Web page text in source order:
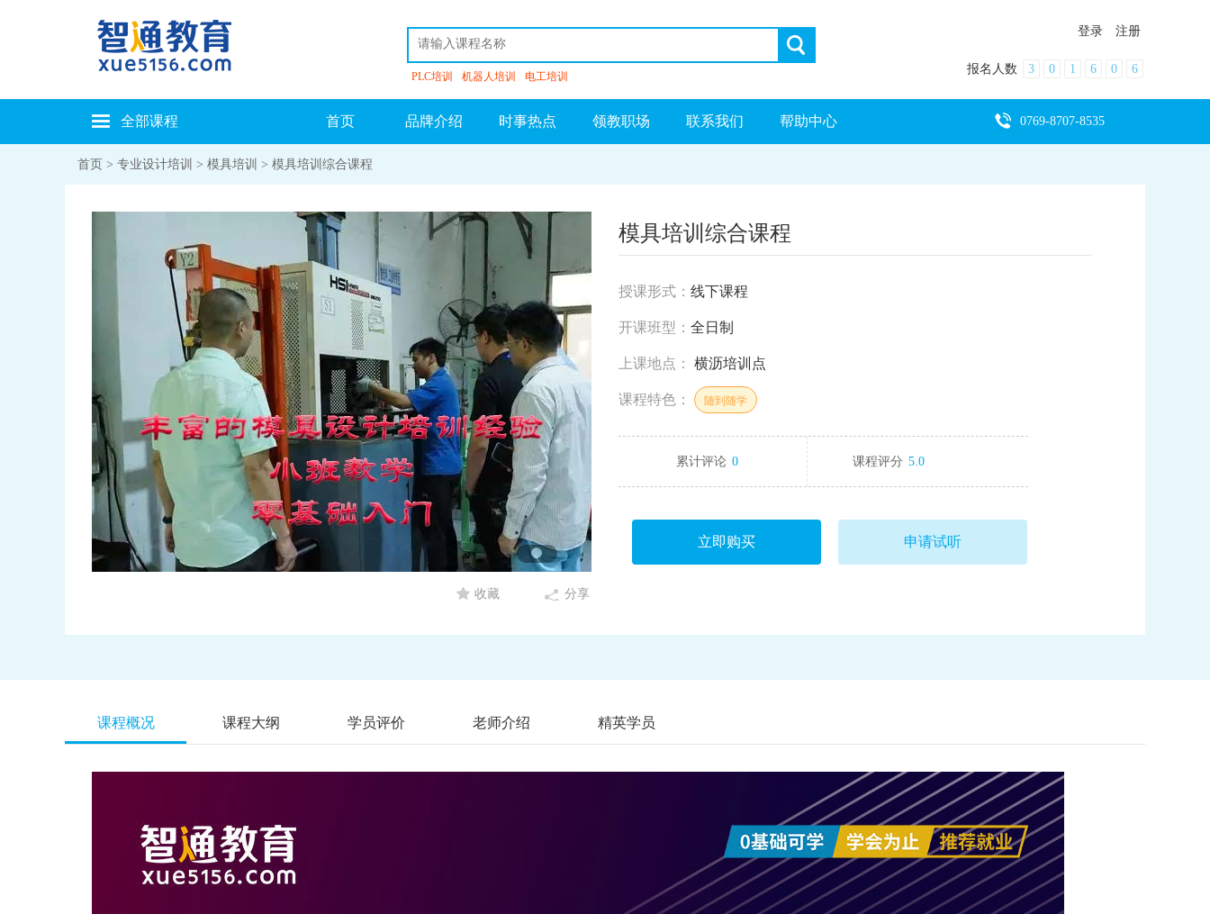
PLC培训 机器人培训 电工培训
登录 注册
报名人数 3 0 1 6 0 6
首页 品牌介绍 时事热点 领教职场 联系我们 帮助中心 0769-8707-8535
全部课程
首页 > 专业设计培训 > 模具培训 > 模具培训综合课程
收藏 分享
模具培训综合课程
授课形式： 线下课程
开课班型： 全日制
上课地点： 横沥培训点
课程特色： 随到随学
累计评论 0 课程评分 5.0
立即购买 申请试听
课程概况 课程大纲 学员评价 老师介绍 精英学员